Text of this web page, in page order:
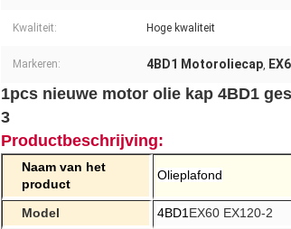
Kwaliteit: Hoge kwaliteit
Markeren: 4BD1 Motoroliecap,
1pcs nieuwe motor olie kap 4BD1
3
Productbeschrijving:
Naam van het
product
Olieplafond
Model 4BD1 EX60 EX120-2